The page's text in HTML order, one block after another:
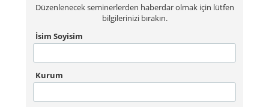
Düzenlenecek seminerlerden haberdar olmak için lütfen
bilgilerinizi bırakın.
İsim Soyisim
Kurum